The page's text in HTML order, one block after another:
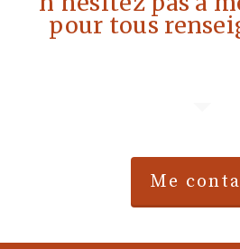
pour tous
Me